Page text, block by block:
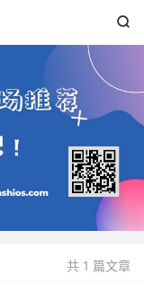

共 1 篇文章